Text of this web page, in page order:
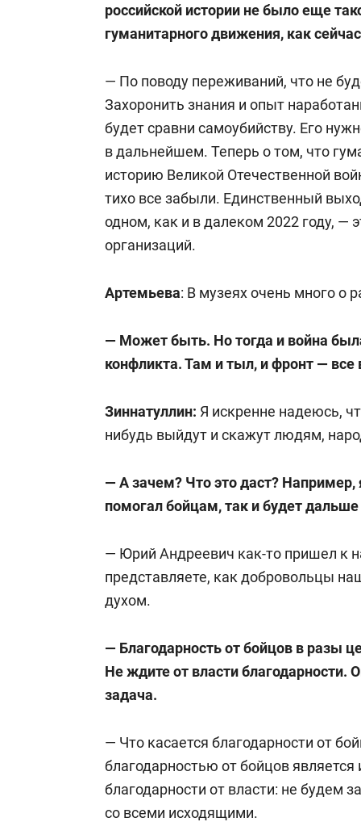
российской истории не было еще
гуманитарного движения, как
— По поводу переживаний, что не
Захоронить знания и опыт
будет сравни самоубийству. Его
в дальнейшем. Теперь о том, что
историю Великой Отечественной
тихо все забыли. Единственный
одном, как и в далеком 2022 году, —
организаций.
Артемьева: В музеях очень много о
— Может быть. Но тогда и война
конфликта. Там и тыл, и фронт — все
Зиннатуллин: Я искренне надеюсь,
нибудь выйдут и скажут людям,
— А зачем? Что это даст?
помогал бойцам, так и будет дальше
— Юрий Андреевич как-то пришел к
представляете, как добровольцы
духом.
— Благодарность от бойцов в разы
Не ждите от власти благодарности.
задача.
— Что касается благодарности от
благодарностью от бойцов
благодарности от власти: не будем
со всеми исходящими.